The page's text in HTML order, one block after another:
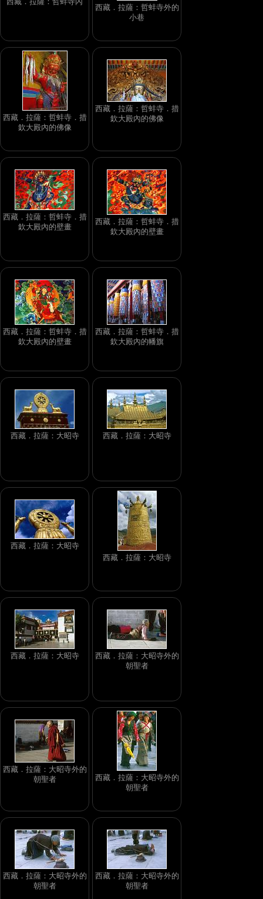
西藏．拉薩：哲蚌寺外的
小巷
西藏．拉薩：哲蚌寺．措
欽大殿內的佛像
西藏．拉薩：哲蚌寺．措
欽大殿內的佛像
西藏．拉薩：哲蚌寺．措
欽大殿內的壁畫
西藏．拉薩：哲蚌寺．措
欽大殿內的壁畫
西藏．拉薩：哲蚌寺．措
欽大殿內的壁畫
西藏．拉薩：哲蚌寺．措
欽大殿內的幡旗
西藏．拉薩：大昭寺 西藏．拉薩：大昭寺
西藏．拉薩：大昭寺
西藏．拉薩：大昭寺
西藏．拉薩：大昭寺
西藏．拉薩：大昭寺外的
朝聖者
西藏．拉薩：大昭寺外的
朝聖者
西藏．拉薩：大昭寺外的
朝聖者
西藏．拉薩：大昭寺外的
朝聖者
西藏．拉薩：大昭寺外的
朝聖者